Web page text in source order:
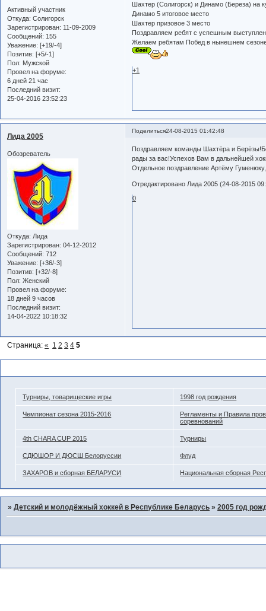
Активный участник
Откуда: Солигорск
Зарегистрирован: 11-09-2009
Сообщений: 155
Уважение: [+19/-4]
Позитив: [+5/-1]
Пол: Мужской
Провел на форуме:
6 дней 21 час
Последний визит:
25-04-2016 23:52:23
Шахтер (Солигорск) и Динамо (Береза) на
Динамо 5 итоговое место
Шахтер призовое 3 место
Поздравляем ребят с успешным
Желаем ребятам Побед в нынешнем
+1
Поделиться24-08-2015 01:42:48
Лида 2005
Обозреватель
Откуда: Лида
Зарегистрирован: 04-12-2012
Сообщений: 712
Уважение: [+36/-3]
Позитив: [+32/-8]
Пол: Женский
Провел на форуме:
18 дней 9 часов
Последний визит:
14-04-2022 10:18:32
Поздравляем команды Шахтёра и
рады за вас!Успехов Вам в дальнейшей
Отдельное поздравление Артёму
Отредактировано Лида 2005 (24-08-2015
0
Страница:« 1 2 3 4 5
Турниры, товарищеские игры 1998 год рождения
Чемпионат сезона 2015-2016
Регламенты и Правила
соревнований
4th CHARA CUP 2015 Турниры
СДЮШОР И ДЮСШ Белоруссии Флуд
ЗАХАРОВ и сборная БЕЛАРУСИ Национальная сборная
»Детский и молодёжный хоккей в Республике Беларусь »2005 год